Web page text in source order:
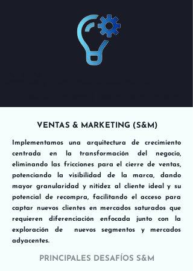
VENTAS & MARKETING (S&M)
Implementamos una arquitectura de crecimiento
centrada en la transformación del negocio,
eliminando las fricciones para el cierre de ventas,
potenciando la visibilidad de la marca, dando
mayor granularidad y nitidez al cliente ideal y su
potencial de recompra, facilitando el acceso para
captar nuevos clientes en mercados saturados que
requieren diferenciación enfocada junto con la
exploración de nuevos segmentos y mercados
adyacentes.
PRINCIPALES DESAFÍOS S&M